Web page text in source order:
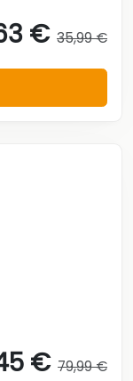
€ 35,99 €
€ 79,99 €